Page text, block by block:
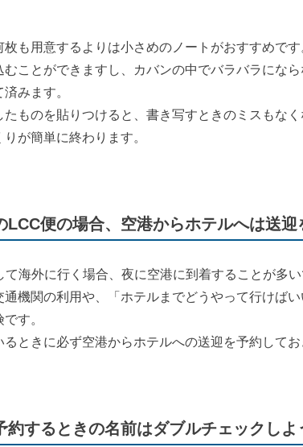
枚も用意するよりは小さめのノートがおすすめです
むことができますし、カバンの中でバラバラにな
みます。
たものを貼りつけると、書き写すときのミスもな
が簡単に終わります。
LCC便の場合、空港からホテルへは送迎
て海外に行く場合、夜に空港に到着することが多い
通機関の利用や、「ホテルまでどうやって行けば
す。
るときに必ず空港からホテルへの送迎を予約してお
約するときの名前はダブルチェックしよ